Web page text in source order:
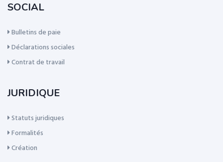
SOCIAL
Bulletins de paie
Déclarations sociales
Contrat de travail
JURIDIQUE
Statuts juridiques
Formalités
Création